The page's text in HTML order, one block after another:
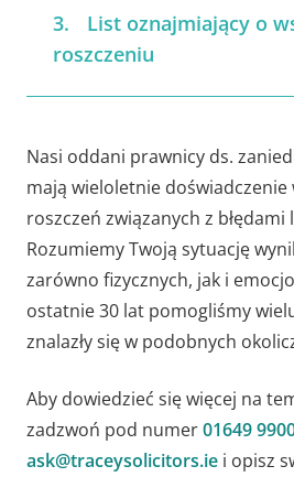
List oznajmiający o
roszczeniu
Nasi oddani prawnicy ds.
mają wieloletnie
roszczeń związanych z błędami
Rozumiemy Twoją sytuację
zarówno fizycznych, jak i
ostatnie 30 lat pomogliśmy
znalazły się w podobnych
Aby dowiedzieć się więcej na
zadzwoń pod numer01649
ask@traceysolicitors.ie i opisz